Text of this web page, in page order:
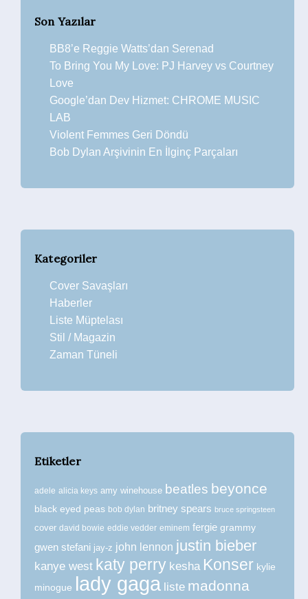
Son Yazılar
BB8’e Reggie Watts’dan Serenad
To Bring You My Love: PJ Harvey vs Courtney
Love
Google’dan Dev Hizmet: CHROME MUSIC
LAB
Violent Femmes Geri Döndü
Bob Dylan Arşivinin En İlginç Parçaları
Kategoriler
Cover Savaşları
Haberler
Liste Müptelası
Stil / Magazin
Zaman Tüneli
Etiketler
adele alicia keys amy winehouse beatles beyonce
black eyed peas bob dylan britney spears bruce springsteen
cover david bowie eddie vedder eminem fergie grammy
gwen stefani jay-z john lennon justin bieber
kanye west katy perry kesha Konser kylie
minogue lady gaga liste madonna